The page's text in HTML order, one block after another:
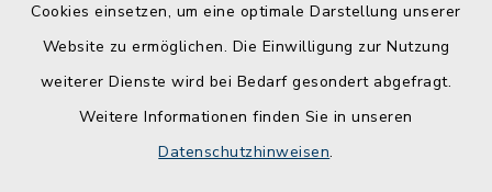
Cookies einsetzen, um eine optimale Darstellung unserer
Website zu ermöglichen. Die Einwilligung zur Nutzung
weiterer Dienste wird bei Bedarf gesondert abgefragt.
Weitere Informationen finden Sie in unseren
Datenschutzhinweisen.
Datenschutz
Impressum
Sitemap